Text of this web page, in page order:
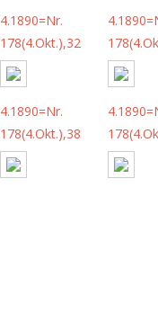
4.1890=Nr.
178(4.Okt.),32
4.1890=Nr.
178(4.Okt.),38